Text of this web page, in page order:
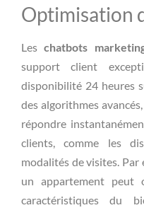
Optimisation
Leschatbots
support client
disponibilité 24 heures
des algorithmes
répondre
clients, comme les
modalités de visites.
un appartement peut
caractéristiques du